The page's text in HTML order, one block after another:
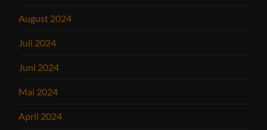
August 2024
Juli 2024
Juni 2024
Mai 2024
April 2024